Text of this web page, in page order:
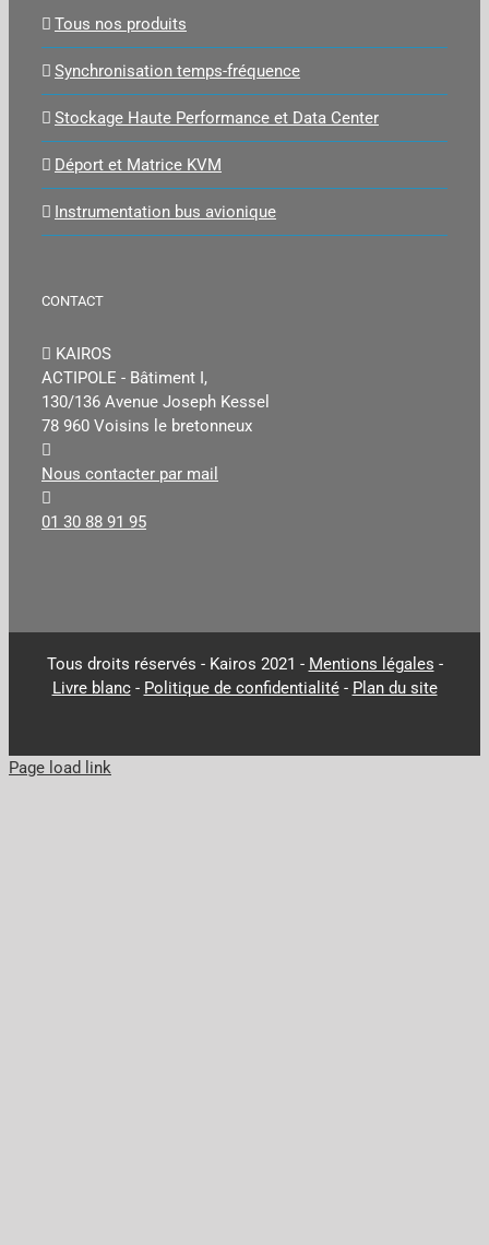
Tous nos produits
Synchronisation temps-fréquence
Stockage Haute Performance et Data Center
Déport et Matrice KVM
Instrumentation bus avionique
CONTACT
KAIROS
ACTIPOLE - Bâtiment I,
130/136 Avenue Joseph Kessel
78 960 Voisins le bretonneux
Nous contacter par mail
01 30 88 91 95
Tous droits réservés - Kairos 2021 - Mentions légales -
Livre blanc- Politique de confidentialité- Plan du site
Page load link